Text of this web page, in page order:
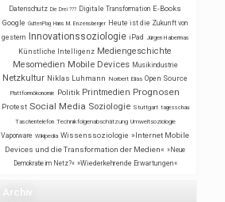
Datenschutz Die Drei ??? Digitale Transformation E-Books
Google GuttenPlag Hans M. Enzensberger Heute ist die Zukunft von
gestern
Innovationssoziologie iPad Jürgen Habermas
Künstliche Intelligenz Mediengeschichte
Mesomedien Mobile Devices Musikindustrie
Netzkultur Niklas Luhmann Norbert Elias Open Source
Plattformökonomie Politik Printmedien Prognosen
Protest Social Media Soziologie Stuttgart tagesschau
Taschentelefon Technikfolgenabschätzung Umweltsoziologie
Vaporware Wikipedia Wissenssoziologie »Internet Mobile
Devices und die Transformation der Medien« »Neue
Demokratie im Netz?« »Wiederkehrende Erwartungen«
Archiv